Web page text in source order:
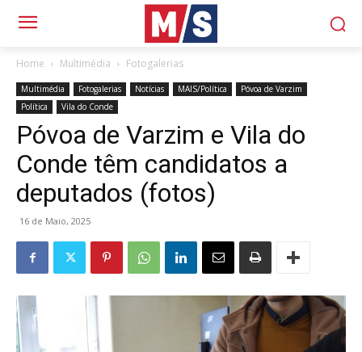
Home Multimédia Fotogalerias
Multimédia Fotogalerias Notícias MAIS/Política
Póvoa de Varzim
Política
Vila do Conde
Póvoa de Varzim e Vila do
Conde têm candidatos a
deputados (fotos)
16 de Maio, 2025